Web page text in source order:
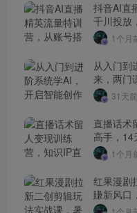
抖音AI直
千川投放
具让賺钱
1个月
从入门到
来，两门
31天前
直播话术
高手，14
手
1个月
红果漫剧
賺新风口